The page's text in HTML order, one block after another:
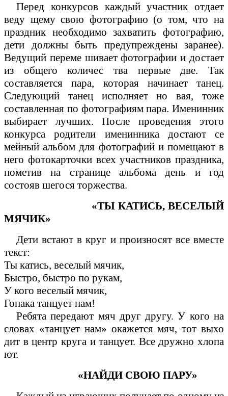
Перед конкурсов каждый участник отдает
веду щему свою фотографию (о том, что на
праздник необходимо захватить фотографию,
дети должны быть предупреждены заранее).
Ведущий переме шивает фотографии и достает
из общего количес тва первые две. Так
составляется пара, которая начинает танец.
Следующий танец исполняет но вая, тоже
составленная по фотографиям пара. Именинник
выбирает лучших. После проведения этого
конкурса родители именинника достают се
мейный альбом для фотографий и помещают в
него фотокарточки всех участников праздника,
пометив на странице альбома день и год
состояв шегося торжества.
«ТЫ КАТИСЬ, ВЕСЕЛЫЙ
МЯЧИК»
Дети встают в круг и произносят все вместе
текст:
Ты катись, веселый мячик,
Быстро, быстро по рукам,
У кого веселый мячик,
Гопака танцует нам!
Ребята передают мяч друг другу. У кого на
словах «танцует нам» окажется мяч, тот выхо
дит в центр круга и танцует. Все дружно хлопа
ют.
«НАЙДИ СВОЮ ПАРУ»